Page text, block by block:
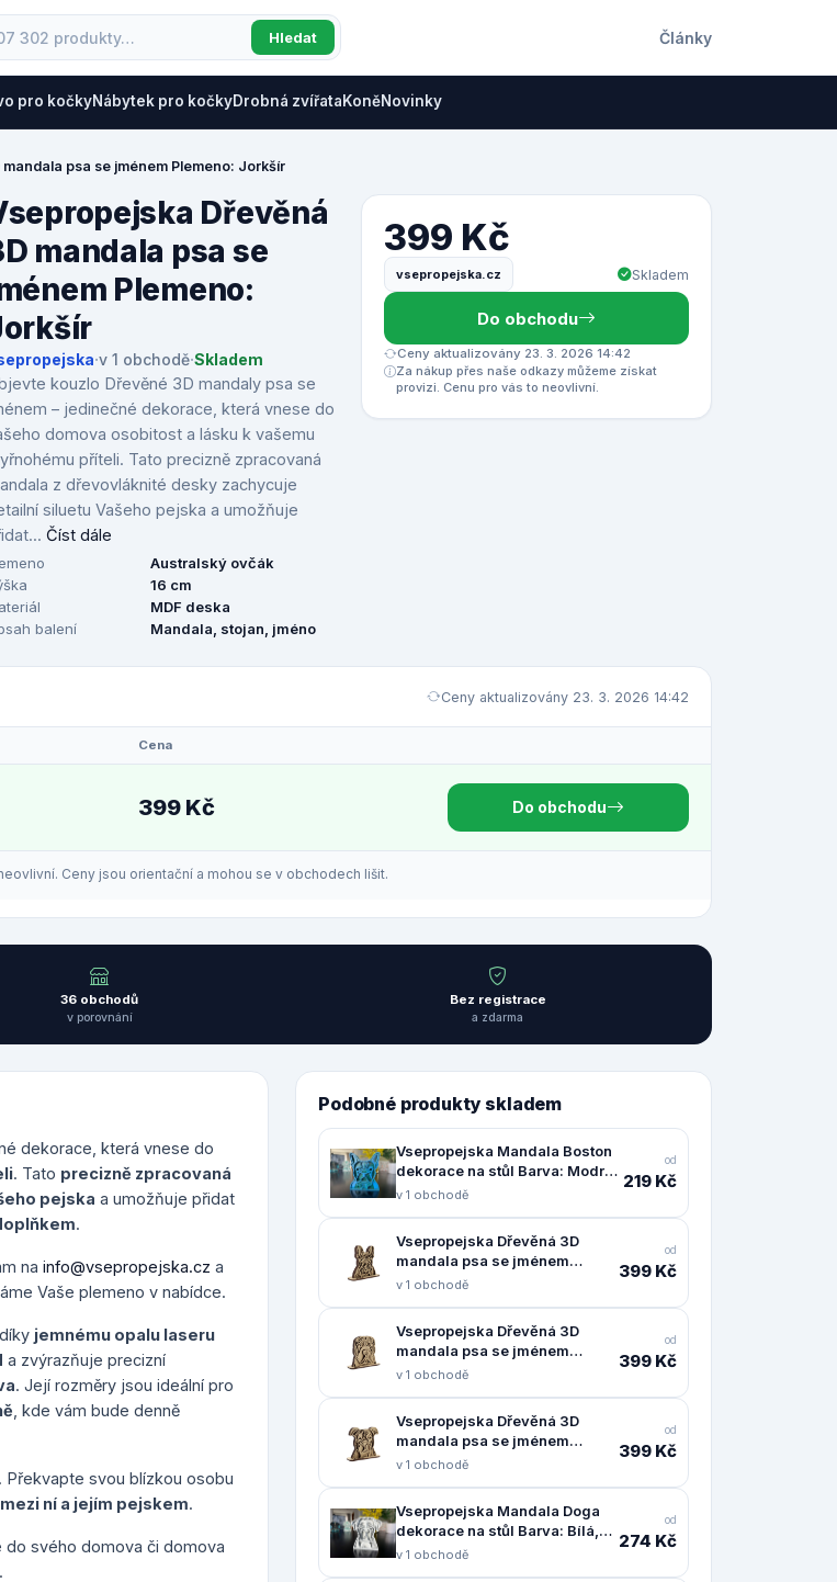
Hledat Články
pro kočkyNábytek pro kočkyDrobná zvířataKoněNovinky
psa se jménem Plemeno: Jorkšír
Dřevěná
mandala psa se
Plemeno:
·v 1 obchodě·Skladem
kouzlo Dřevěné 3D mandaly psa se
– jedinečné dekorace, která vnese do
domova osobitost a lásku k vašemu
příteli. Tato precizně zpracovaná
z dřevovláknité desky zachycuje
siluetu Vašeho pejska a umožňuje
Číst dále
Australský ovčák
16 cm
MDF deska
balení
Mandala, stojan, jméno
399 Kč
vsepropejska.cz Skladem
Do obchodu
Ceny aktualizovány 23. 3. 2026 14:42
Za nákup přes naše odkazy můžeme získat
provizi. Cenu pro vás to neovlivní.
Ceny aktualizovány 23. 3. 2026 14:42
Cena
399 Kč Do obchodu
Ceny jsou orientační a mohou se v obchodech lišit.
36 obchodů
v porovnání
Bez registrace
a zdarma
dekorace, která vnese do
. Tato precizně zpracovaná
pejska a umožňuje přidat
.
na info@vsepropejska.cz a
Vaše plemeno v nabídce.
jemnému opalu laseru
a zvýrazňuje precizní
. Její rozměry jsou ideální pro
, kde vám bude denně
svou blízkou osobu
ní a jejím pejskem.
do svého domova či domova
.
Podobné produkty skladem
Vsepropejska Mandala Boston
dekorace na stůl Barva: Modrá,
Rozměr (cm): 14 x 11,5, Druh:
v 1 obchodě
od
219 Kč
Vsepropejska Dřevěná 3D
mandala psa se jménem
Plemeno: Fr. buldoček
v 1 obchodě
od
399 Kč
Vsepropejska Dřevěná 3D
mandala psa se jménem
Plemeno: Šarpej
v 1 obchodě
od
399 Kč
Vsepropejska Dřevěná 3D
mandala psa se jménem
Plemeno: Pitbull
v 1 obchodě
od
399 Kč
Vsepropejska Mandala Doga
dekorace na stůl Barva: Bílá,
Rozměr (cm): 13 x 11,5, Druh:
v 1 obchodě
od
274 Kč